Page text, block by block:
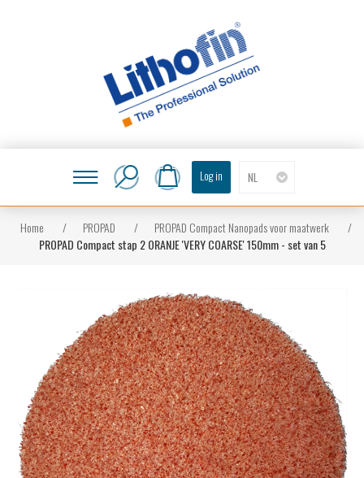
NL
Log in
Home / PROPAD / PROPAD Compact Nanopads voor maatwerk
/
PROPAD Compact stap 2 ORANJE 'VERY COARSE' 150mm - set van 5